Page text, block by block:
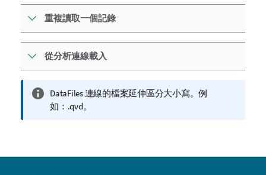
重複讀取一個記錄
從分析連線載入
資
訊
DataFiles 連線的檔案延伸區分大小寫。例
如： .qvd。